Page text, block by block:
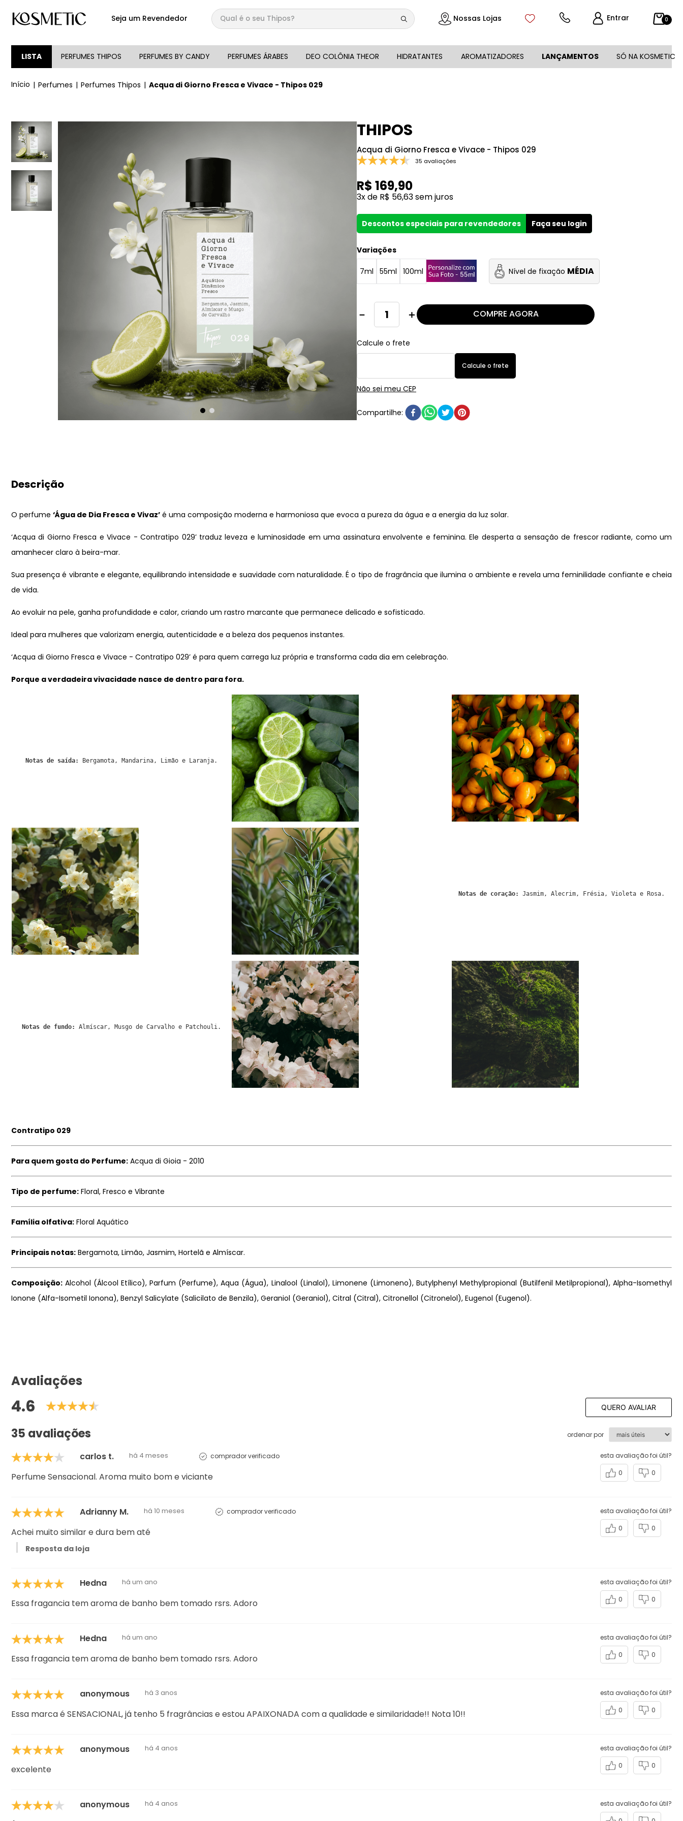
Seja um Revendedor
Qual é o seu Thipos?
Nossas Lojas Entrar 0
LISTA PERFUMES THIPOS PERFUMES BY CANDY PERFUMES ÁRABES DEO COLÔNIA THEOR HIDRATANTES AROMATIZADORES LANÇAMENTOS SÓ NA KOSMETIC
Perfumes Perfumes Thipos Acqua di Giorno Fresca e Vivace - Thipos 029
THIPOS
Acqua di Giorno Fresca e Vivace - Thipos 029
35 avaliações
R$ 169,90
3x de R$ 56,63sem juros
Descontos especiais para revendedores Faça seu login
Variações
7ml 55ml 100ml Nível de fixação MÉDIA
＋
－ COMPRE AGORA
Não sei meu CEP
Descrição
O perfume ‘Água de Dia Fresca e Vivaz’ é uma composição moderna e harmoniosa que evoca a pureza da água e a energia da luz solar.
‘Acqua di Giorno Fresca e Vivace - Contratipo 029’ traduz leveza e luminosidade em uma assinatura envolvente e feminina. Ele desperta a sensação de frescor radiante, como um
amanhecer claro à beira-mar.
Sua presença é vibrante e elegante, equilibrando intensidade e suavidade com naturalidade. É o tipo de fragrância que ilumina o ambiente e revela uma feminilidade confiante e cheia
de vida.
Ao evoluir na pele, ganha profundidade e calor, criando um rastro marcante que permanece delicado e sofisticado.
Ideal para mulheres que valorizam energia, autenticidade e a beleza dos pequenos instantes.
‘Acqua di Giorno Fresca e Vivace - Contratipo 029’ é para quem carrega luz própria e transforma cada dia em celebração.
Porque a verdadeira vivacidade nasce de dentro para fora.
Notas de saída: Bergamota, Mandarina, Limão e Laranja.
Notas de coração: Jasmim, Alecrim, Frésia, Violeta e Rosa.
Notas de fundo: Almíscar, Musgo de Carvalho e Patchouli.
Contratipo 029
Para quem gosta do Perfume: Acqua di Gioia - 2010
Tipo de perfume: Floral, Fresco e Vibrante
Família olfativa: Floral Aquático
Principais notas: Bergamota, Limão, Jasmim, Hortelã e Almíscar.
Composição: Alcohol (Álcool Etílico), Parfum (Perfume), Aqua (Água), Linalool (Linalol), Limonene (Limoneno), Butylphenyl Methylpropional (Butilfenil Metilpropional), Alpha-Isomethyl
Ionone (Alfa-Isometil Ionona), Benzyl Salicylate (Salicilato de Benzila), Geraniol (Geraniol), Citral (Citral), Citronellol (Citronelol), Eugenol (Eugenol).
Avaliações
4.6 QUERO AVALIAR
35 avaliações ordenar por
carlos t. há 4 meses comprador verificado
Perfume Sensacional. Aroma muito bom e viciante
esta avaliação foi útil?
0
0
Adrianny M. há 10 meses comprador verificado
Achei muito similar e dura bem até
Resposta da loja
esta avaliação foi útil?
0
0
Hedna há um ano
Essa fragancia tem aroma de banho bem tomado rsrs. Adoro
esta avaliação foi útil?
0
0
Hedna há um ano
Essa fragancia tem aroma de banho bem tomado rsrs. Adoro
esta avaliação foi útil?
0
0
anonymous há 3 anos
Essa marca é SENSACIONAL, já tenho 5 fragrâncias e estou APAIXONADA com a qualidade e similaridade!! Nota 10!!
esta avaliação foi útil?
0
0
anonymous há 4 anos
excelente
esta avaliação foi útil?
0
0
anonymous há 4 anos
esta avaliação foi útil?
1 º
144
3º
candy
8
9
10 º 108